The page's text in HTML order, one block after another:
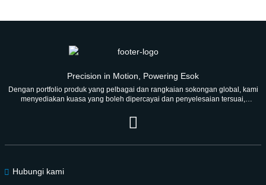
Precision in Motion, Powering Esok
Dengan portfolio produk yang pelbagai dan rangkaian sokongan global, kami
menyediakan kuasa yang boleh dipercayai dan penyelesaian tersuai,
Hubungi kami